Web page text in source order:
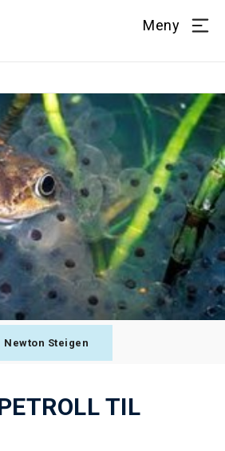
Meny
Newton Steigen
TIL